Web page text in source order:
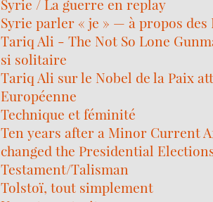
Syrie / La guerre en replay
Syrie parler « je » — à propos
Tariq Ali - The Not So Lone
si solitaire
Tariq Ali sur le Nobel de la Paix
Européenne
Technique et féminité
Ten years after a Minor Current
changed the Presidential
Testament/Talisman
Tolstoï, tout simplement